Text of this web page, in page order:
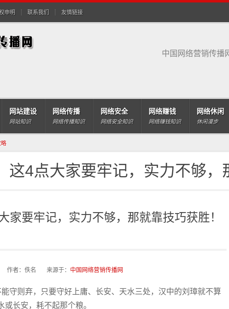
申明 联系我们 友情链接
中国网络营销传
网站建设
网站知识
网络传播
网络传播知识
网络安全
网络安全知识
网络赚钱
网络赚钱知识
网络休闲
休闲漫步
略
这4点大家要牢记，实力不够，
家要牢记，实力不够，那就靠技巧获胜！
作者：佚名 来源于： 中国网络营销传播网
守则弃，只要守好上庸、长安、天水三处，汉中的刘璋就不算
长安，耗不起那个粮。